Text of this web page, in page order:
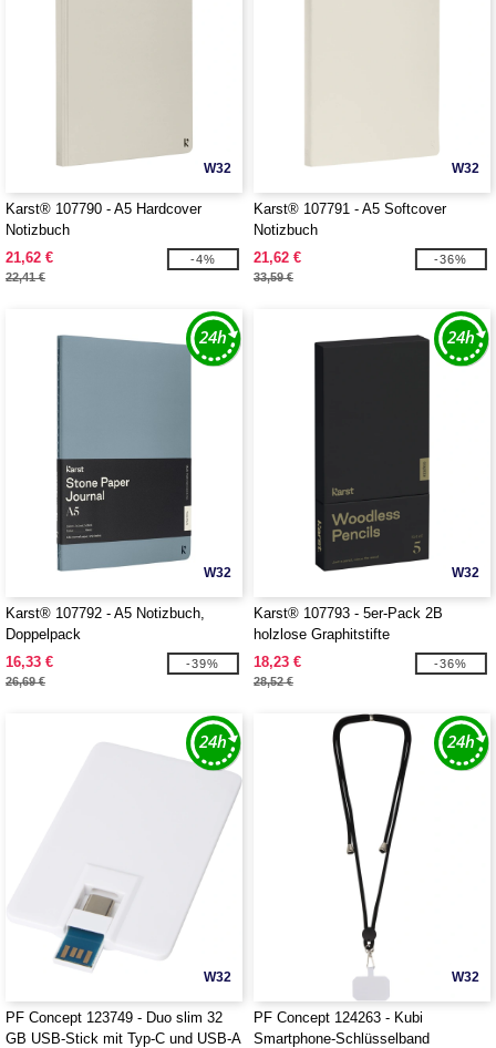
W32
Karst® 107790 - A5 Hardcover
Notizbuch
21,62 €
22,41 €
-4%
W32
Karst® 107791 - A5 Softcover
Notizbuch
21,62 €
33,59 €
-36%
W32
Karst® 107792 - A5 Notizbuch,
Doppelpack
16,33 €
26,69 €
-39%
W32
Karst® 107793 - 5er-Pack 2B
holzlose Graphitstifte
18,23 €
28,52 €
-36%
W32
PF Concept 123749 - Duo slim 32
GB USB-Stick mit Typ-C und USB-A
W32
PF Concept 124263 - Kubi
Smartphone-Schlüsselband